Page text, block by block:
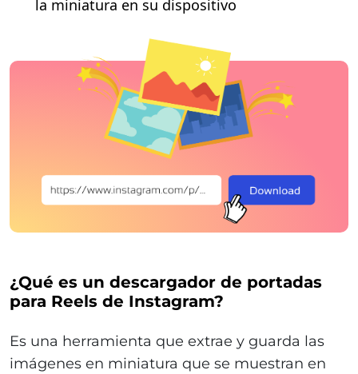
la miniatura en su dispositivo
¿Qué es un descargador de portadas
para Reels de Instagram?
Es una herramienta que extrae y guarda las
imágenes en miniatura que se muestran en